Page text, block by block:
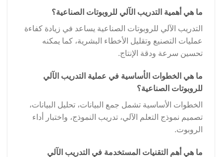
ما هي أهمية التدريب الآلي للروبوتات الصناعية؟
التدريب الآلي للروبوتات الصناعية يساعد في زيادة كفاءة
عمليات التصنيع وتقليل الأخطاء البشرية، كما يمكنه
تحسين سرعة ودقة الإنتاج.
ما هي الخطوات الأساسية في عملية التدريب الآلي
للروبوتات الصناعية؟
الخطوات الأساسية تشمل جمع البيانات، تحليل البيانات،
تصميم نموذج التعلم الآلي، تدريب النموذج، واختبار أداء
الروبوت.
ما هي أهم التقنيات المستخدمة في التدريب الآلي